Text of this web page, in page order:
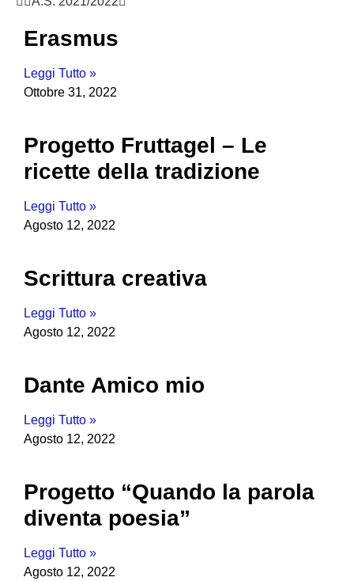
Erasmus
Leggi Tutto »
Ottobre 31, 2022
Progetto Fruttagel – Le
ricette della tradizione
Leggi Tutto »
Agosto 12, 2022
Scrittura creativa
Leggi Tutto »
Agosto 12, 2022
Dante Amico mio
Leggi Tutto »
Agosto 12, 2022
Progetto “Quando la parola
diventa poesia”
Leggi Tutto »
Agosto 12, 2022